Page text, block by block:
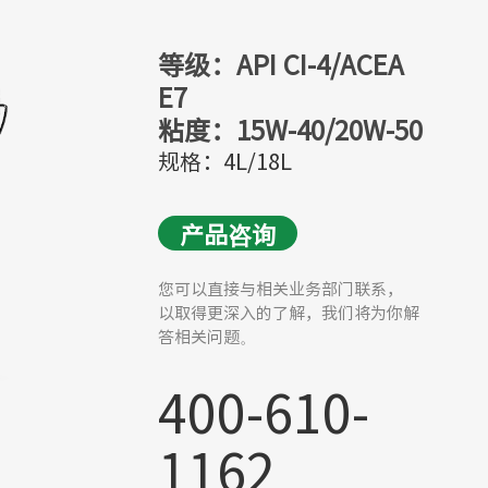
等级：API CI-4/ACEA
E7
粘度：15W-40/20W-50
规格：4L/18L
产品咨询
您可以直接与相关业务部门联系，
以取得更深入的了解，我们将为你解
答相关问题。
400-610-
1162